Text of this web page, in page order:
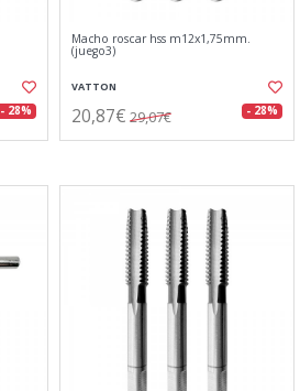
- 28%
Macho roscar hss m12x1,75mm.
(juego3)
VATTON
20,87€ 29,07€ - 28%